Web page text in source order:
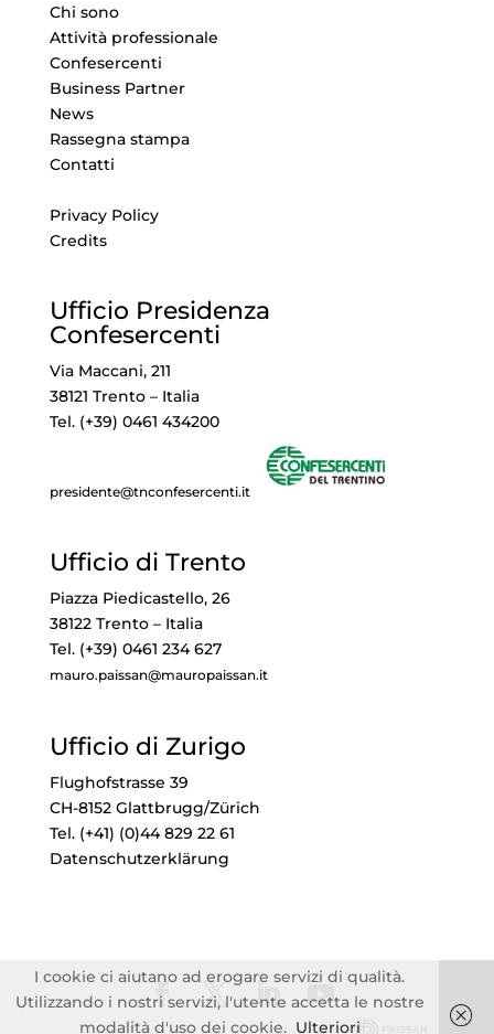
Chi sono
Attività professionale
Confesercenti
Business Partner
News
Rassegna stampa
Contatti
Privacy Policy
Credits
Ufficio Presidenza
Confesercenti
Via Maccani, 211
38121 Trento – Italia
Tel. (+39) 0461 434200
presidente@tnconfesercenti.it
Ufficio di Trento
Piazza Piedicastello, 26
38122 Trento – Italia
Tel. (+39) 0461 234 627
mauro.paissan@mauropaissan.it
Ufficio di Zurigo
Flughofstrasse 39
CH-8152 Glattbrugg/Zürich
Tel. (+41) (0)44 829 22 61
Datenschutzerklärung
I cookie ci aiutano ad erogare servizi di qualità.
Utilizzando i nostri servizi, l'utente accetta le nostre
modalità d'uso dei cookie. Ulteriori